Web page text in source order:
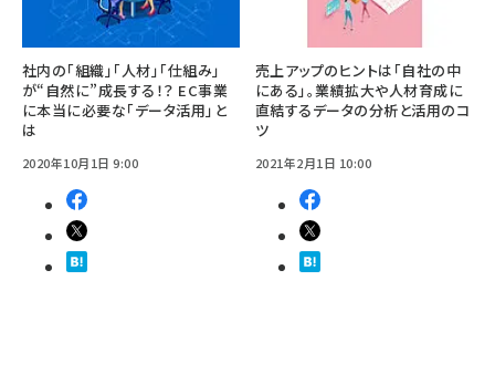
社内の「組織」「人材」「仕組み」
が“自然に”成長する！？ EC事業
に本当に必要な「データ活用」と
は
2020年10月1日 9:00
売上アップのヒントは「自社の中
にある」。業績拡大や人材育成に
直結するデータの分析と活用のコ
ツ
2021年2月1日 10:00